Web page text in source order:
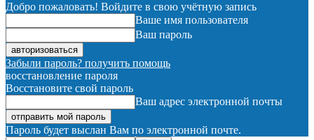
Добро пожаловать! Войдите в свою учётную запись
Ваше имя пользователя
Ваш пароль
Забыли пароль? получить помощь
восстановление пароля
Восстановите свой пароль
Ваш адрес электронной почты
Пароль будет выслан Вам по электронной почте.